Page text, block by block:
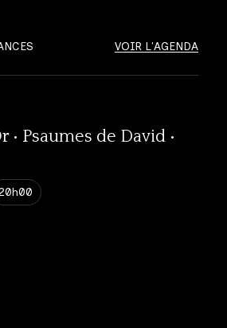
VOIR L'AGENDA
• Psaumes de David •